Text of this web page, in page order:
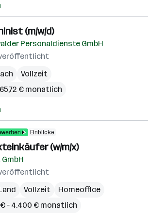
(m/w/d)
Personaldienste GmbH
Vollzeit
€ monatlich
Einblicke
(w/m/x)
Vollzeit
Homeoffice
– 4.400 € monatlich